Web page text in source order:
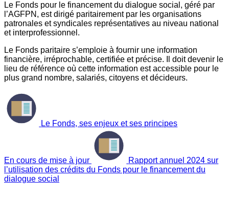
Le Fonds pour le financement du dialogue social, géré par
l’AGFPN, est dirigé paritairement par les organisations
patronales et syndicales représentatives au niveau national
et interprofessionnel.
Le Fonds paritaire s’emploie à fournir une information
financière, irréprochable, certifiée et précise. Il doit devenir le
lieu de référence où cette information est accessible pour le
plus grand nombre, salariés, citoyens et décideurs.
Le Fonds, ses enjeux et ses principes
En cours de mise à jour
Rapport annuel 2024 sur
l’utilisation des crédits du Fonds pour le financement du
dialogue social